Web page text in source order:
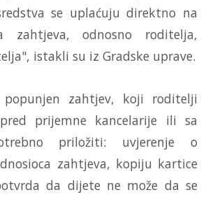
se uplaćuju direktno na
zahtjeva, odnosno roditelja,
istakli su iz Gradske uprave.
zahtjev, koji roditelji
prijemne kancelarije ili sa
priložiti: uvjerenje o
zahtjeva, kopiju kartice
da dijete ne može da se